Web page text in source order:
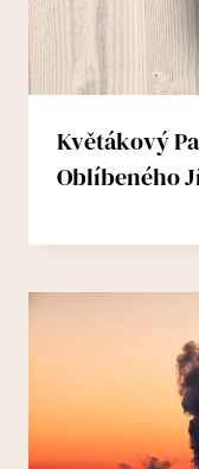
Květákový
Oblíbeného